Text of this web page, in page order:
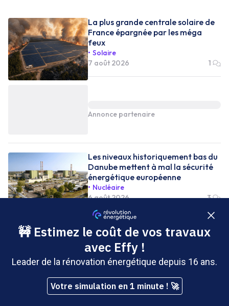
La plus grande centrale solaire de
France épargnée par les méga
feux
Solaire
7 août 2026
1
Annonce partenaire
Les niveaux historiquement bas du
Danube mettent à mal la sécurité
énergétique européenne
Nucléaire
6 août 2026
3
Comment décarboner
efficacement les logements par
l’électrification ?
5 août 2026
0
Ces centrales nucléaires